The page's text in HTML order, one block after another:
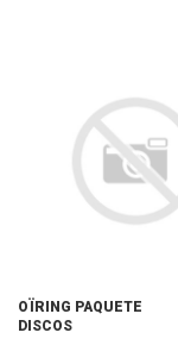
OÏRING PAQUETE
DISCOS